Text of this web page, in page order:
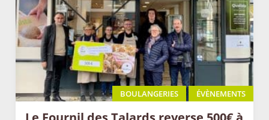
BOULANGERIES ÉVÈNEMENTS